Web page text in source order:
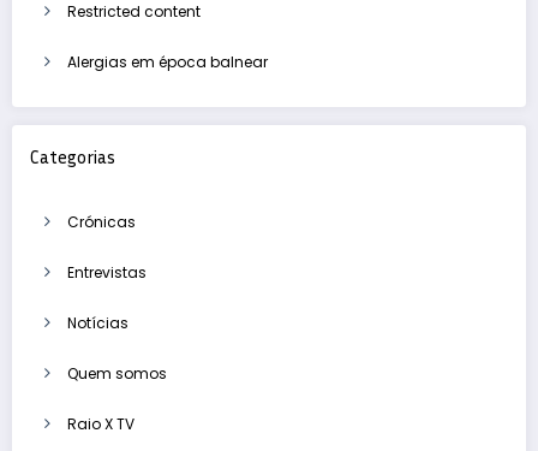
Restricted content
Alergias em época balnear
Categorias
Crónicas
Entrevistas
Notícias
Quem somos
Raio X TV